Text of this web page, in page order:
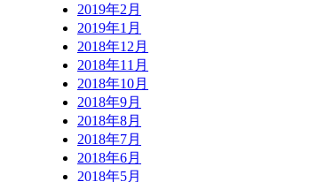
2019年2月
2019年1月
2018年12月
2018年11月
2018年10月
2018年9月
2018年8月
2018年7月
2018年6月
2018年5月